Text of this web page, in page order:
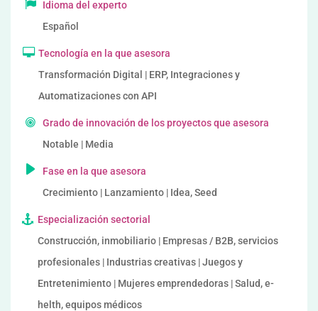
Idioma del experto
Español
Tecnología en la que asesora
Transformación Digital | ERP, Integraciones y
Automatizaciones con API
Grado de innovación de los proyectos que asesora
Notable | Media
Fase en la que asesora
Crecimiento | Lanzamiento | Idea, Seed
Especialización sectorial
Construcción, inmobiliario | Empresas / B2B, servicios
profesionales | Industrias creativas | Juegos y
Entretenimiento | Mujeres emprendedoras | Salud, e-
helth, equipos médicos